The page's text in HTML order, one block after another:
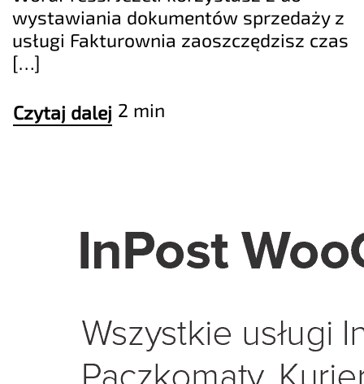
wystawiania dokumentów sprzedaży z
usługi Fakturownia zaoszczędzisz czas
[…]
Czytaj dalej 2 min